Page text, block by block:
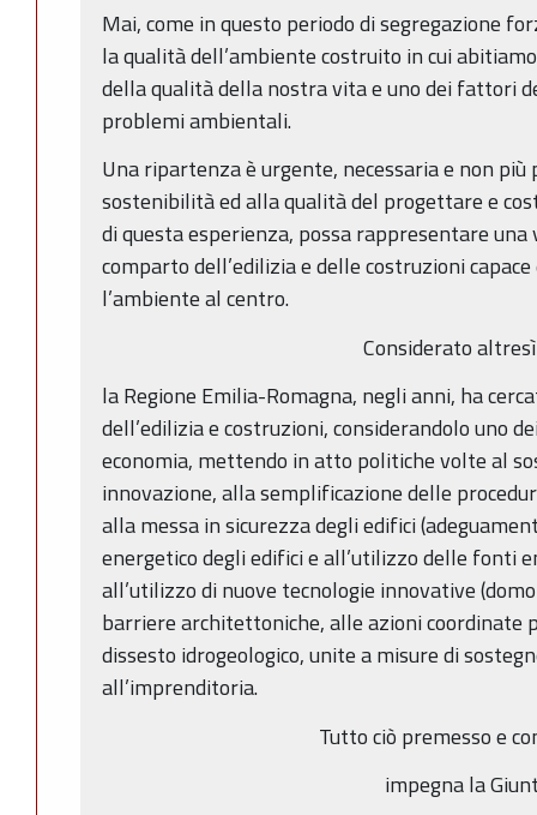
Mai, come in questo periodo di segregazione
la qualità dell’ambiente costruito in cui
della qualità della nostra vita e uno dei fattori
problemi ambientali.
Una ripartenza è urgente, necessaria e non
sostenibilità ed alla qualità del progettare e
di questa esperienza, possa rappresentare una
comparto dell’edilizia e delle costruzioni
l’ambiente al centro.
Considerato
la Regione Emilia-Romagna, negli anni, ha
dell’edilizia e costruzioni, considerandolo uno
economia, mettendo in atto politiche volte al
innovazione, alla semplificazione delle
alla messa in sicurezza degli edifici
energetico degli edifici e all’utilizzo delle fonti
all’utilizzo di nuove tecnologie innovative
barriere architettoniche, alle azioni coordinate
dissesto idrogeologico, unite a misure di
all’imprenditoria.
Tutto ciò premesso e
impegna la